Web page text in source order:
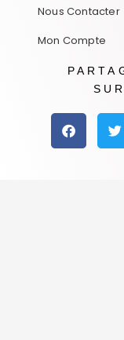
Nous Contacter
Mon Compte
SUR